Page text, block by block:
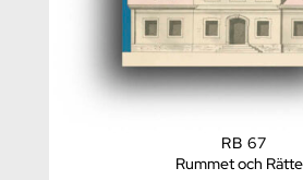
RB 67
Rummet och